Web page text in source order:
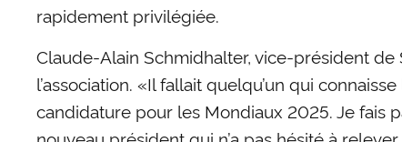
rapidement privilégiée.
Claude-Alain Schmidhalter, vice-président
l’association. «Il fallait quelqu’un qui
candidature pour les Mondiaux 2025. Je fais